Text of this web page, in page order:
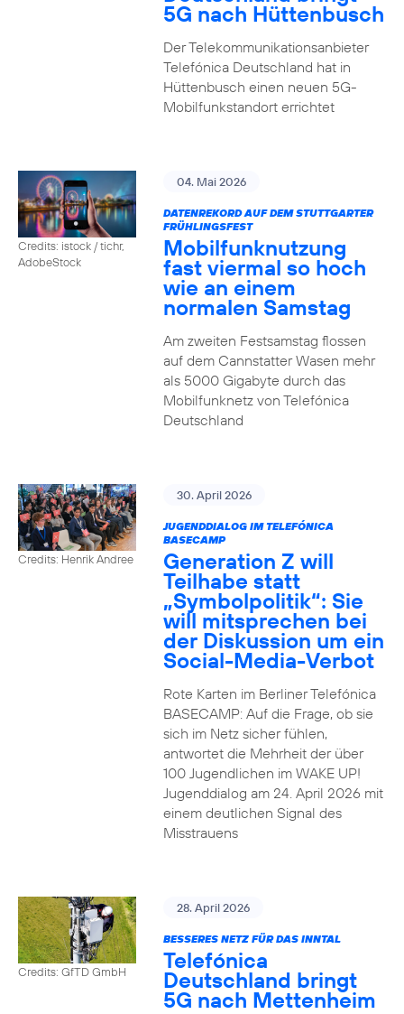
5G nach Hüttenbusch
Der Telekommunikationsanbieter
Telefónica Deutschland hat in
Hüttenbusch einen neuen 5G-
Mobilfunkstandort errichtet
Credits: istock / tichr,
AdobeStock
04. Mai 2026
DATENREKORD AUF DEM STUTTGARTER
FRÜHLINGSFEST
Mobilfunknutzung
fast viermal so hoch
wie an einem
normalen Samstag
Am zweiten Festsamstag flossen
auf dem Cannstatter Wasen mehr
als 5000 Gigabyte durch das
Mobilfunknetz von Telefónica
Deutschland
Credits: Henrik Andree
30. April 2026
JUGENDDIALOG IM TELEFÓNICA
BASECAMP
Generation Z will
Teilhabe statt
„Symbolpolitik“: Sie
will mitsprechen bei
der Diskussion um ein
Social-Media-Verbot
Rote Karten im Berliner Telefónica
BASECAMP: Auf die Frage, ob sie
sich im Netz sicher fühlen,
antwortet die Mehrheit der über
100 Jugendlichen im WAKE UP!
Jugenddialog am 24. April 2026 mit
einem deutlichen Signal des
Misstrauens
Credits: GfTD GmbH
28. April 2026
BESSERES NETZ FÜR DAS INNTAL
Telefónica
Deutschland bringt
5G nach Mettenheim